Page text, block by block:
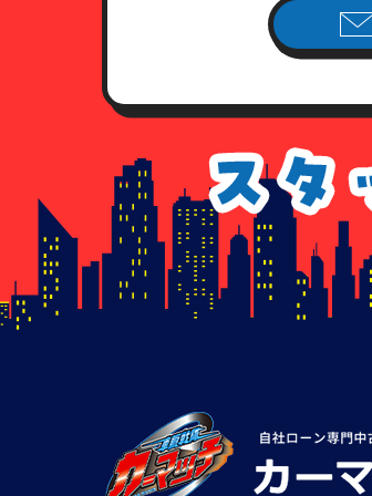
7．各種請求の
当社指定の申請
（当社指定の
個人情報利用
個人情報訂正
委任状
8．手数料につ
情報開示のご
手数料が不足
払いのなかっ
9. 各種請求に
来ない場 合
（2）所定の申
（3）請求いた